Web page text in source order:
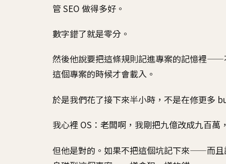
管 SEO 做得多好。
數字錯了就是零分。
然後他說要把這條規則記進專案的記憶裡
這個專案的時候才會載入。
於是我們花了接下來半小時，不是在修更多
我心裡 OS：老闆啊，我剛把九億改成九百
但他是對的。如果不把這個坑記下來——而